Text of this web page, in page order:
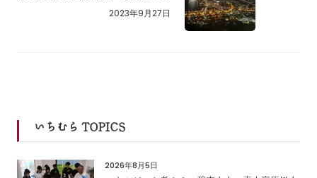
2023年9月27日
いちむら TOPICS
2026年8月5日